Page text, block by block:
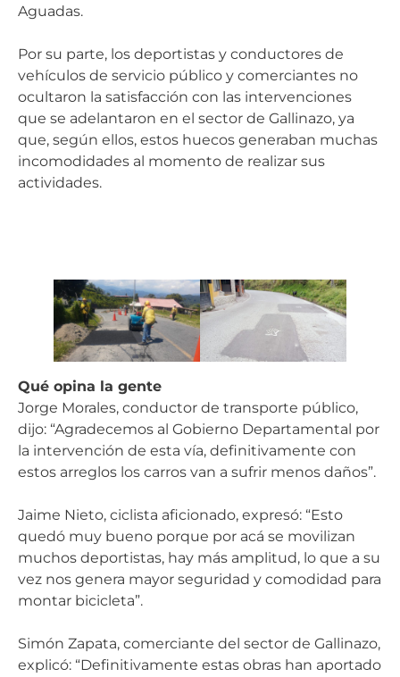
Aguadas.
Por su parte, los deportistas y conductores de
vehículos de servicio público y comerciantes no
ocultaron la satisfacción con las intervenciones
que se adelantaron en el sector de Gallinazo, ya
que, según ellos, estos huecos generaban muchas
incomodidades al momento de realizar sus
actividades.
Qué opina la gente
Jorge Morales, conductor de transporte público,
dijo: “Agradecemos al Gobierno Departamental por
la intervención de esta vía, definitivamente con
estos arreglos los carros van a sufrir menos daños”.
Jaime Nieto, ciclista aficionado, expresó: “Esto
quedó muy bueno porque por acá se movilizan
muchos deportistas, hay más amplitud, lo que a su
vez nos genera mayor seguridad y comodidad para
montar bicicleta”.
Simón Zapata, comerciante del sector de Gallinazo,
explicó: “Definitivamente estas obras han aportado